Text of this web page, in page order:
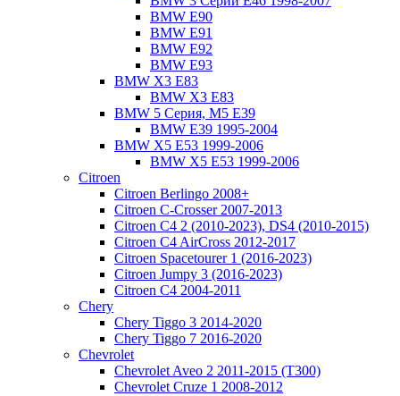
BMW E90
BMW E91
BMW E92
BMW E93
BMW X3 E83
BMW X3 E83
BMW 5 Серия, M5 E39
BMW E39 1995-2004
BMW X5 E53 1999-2006
BMW X5 E53 1999-2006
Citroen
Citroen Berlingo 2008+
Citroen C-Crosser 2007-2013
Citroen C4 2 (2010-2023), DS4 (2010-2015)
Citroen C4 AirCross 2012-2017
Citroen Spacetourer 1 (2016-2023)
Citroen Jumpy 3 (2016-2023)
Citroen C4 2004-2011
Chery
Chery Tiggo 3 2014-2020
Chery Tiggo 7 2016-2020
Chevrolet
Chevrolet Aveo 2 2011-2015 (T300)
Chevrolet Cruze 1 2008-2012